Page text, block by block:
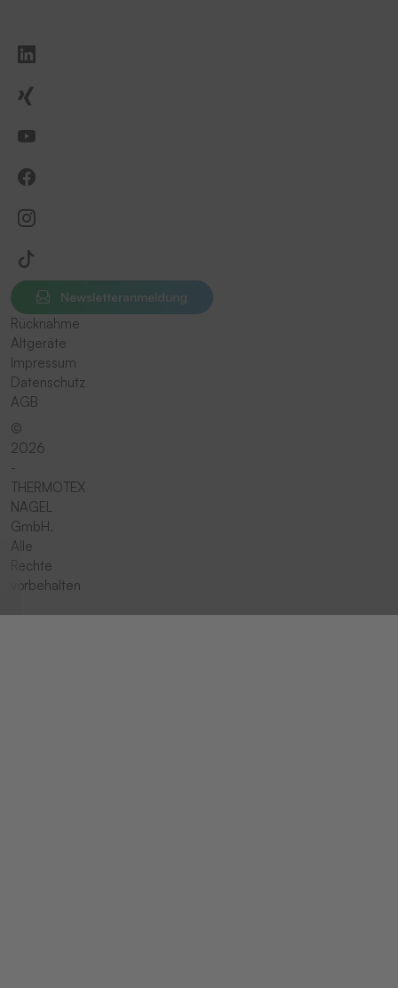
Newsletteranmeldung
Rücknahme
Altgeräte
Impressum
Datenschutz
AGB
©
2026
-
THERMOTEX
NAGEL
GmbH.
Alle
Rechte
vorbehalten